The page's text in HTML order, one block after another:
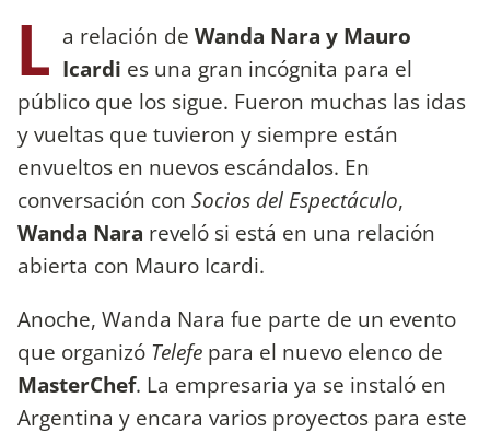
L a relación de Wanda Nara y Mauro
Icardi es una gran incógnita para el
público que los sigue. Fueron muchas las idas
y vueltas que tuvieron y siempre están
envueltos en nuevos escándalos. En
conversación con Socios del Espectáculo,
Wanda Nara reveló si está en una relación
abierta con Mauro Icardi.
Anoche, Wanda Nara fue parte de un evento
que organizó Telefe para el nuevo elenco de
MasterChef. La empresaria ya se instaló en
Argentina y encara varios proyectos para este